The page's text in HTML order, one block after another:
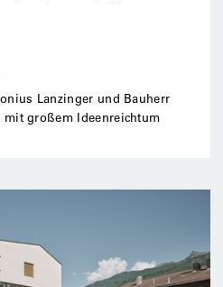
Lanzinger und Bauherr
mit großem Ideenreichtum